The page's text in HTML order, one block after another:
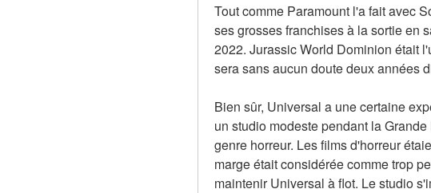
Tout comme Paramount l'a fait avec
ses grosses franchises à la sortie en
2022. Jurassic World Dominion était
sera sans aucun doute deux années
Bien sûr, Universal a une certaine
un studio modeste pendant la
genre horreur. Les films d'horreur
marge était considérée comme trop
maintenir Universal à flot. Le studio